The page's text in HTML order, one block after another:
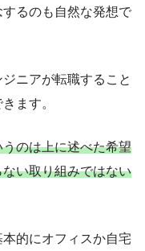
るのも自然な発想で
ニアが転職すること
ます。
のは上に述べた希望
い取り組みではない
的にオフィスか自宅